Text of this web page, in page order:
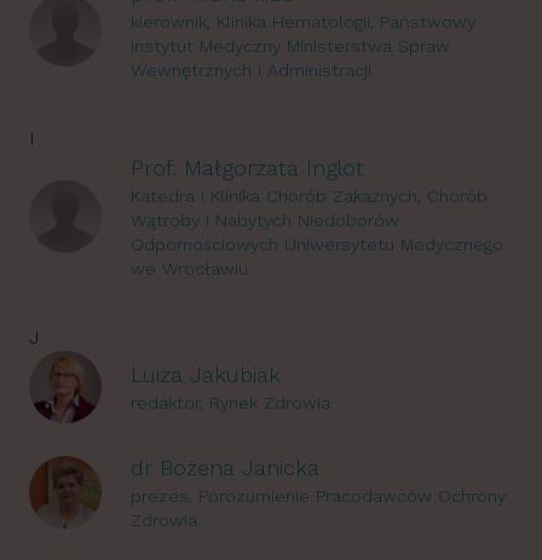
kierownik, Klinika Hematologii, Państwowy
Instytut Medyczny Ministerstwa Spraw
Wewnętrznych i Administracji
I
Prof. Małgorzata Inglot
Katedra i Klinika Chorób Zakaźnych, Chorób
Wątroby i Nabytych Niedoborów
Odpornościowych Uniwersytetu Medycznego
we Wrocławiu
J
Luiza Jakubiak
redaktor, Rynek Zdrowia
dr Bożena Janicka
prezes, Porozumienie Pracodawców Ochrony
Zdrowia